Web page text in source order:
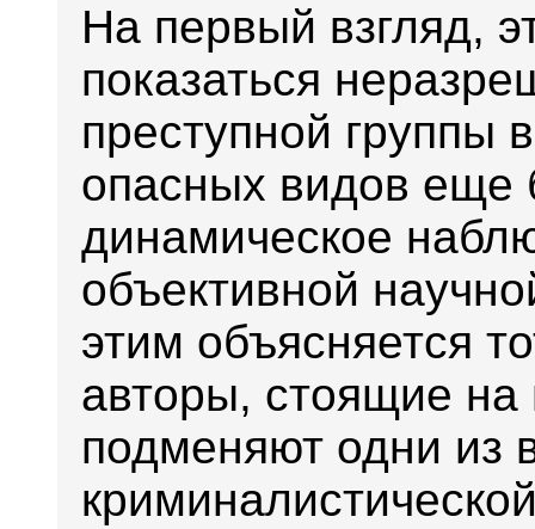
На первый взгляд,
показаться
преступной группы
опасных видов еще
динамическое
объективной
этим объясняется
авторы, стоящие на
подменяют одни из